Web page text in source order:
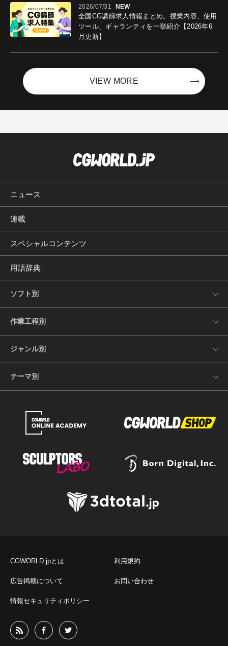
2026/07/31 NEW
全国CG講師求人情報まとめ。授業内容、使用
ツール、ギャランティを一挙紹介【2026年6
月更新】
VIEW MORE
ニュース
連載
スペシャルコンテンツ
用語辞典
ソフト別
作業工程別
ジャンル別
テーマ別
CGWORLD.jpとは 利用規約
広告掲載について お問い合わせ
情報セキュリティポリシー